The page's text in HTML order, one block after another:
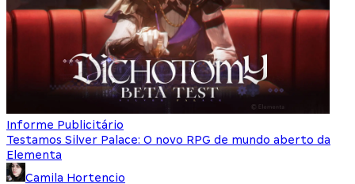
Informe Publicitário
Testamos Silver Palace: O novo RPG de mundo aberto da
Elementa
Camila Hortencio